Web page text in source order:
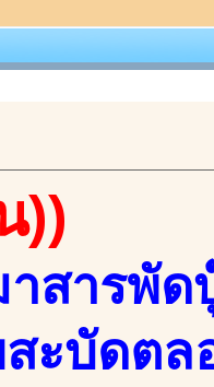
))
าสารพัด
ะบัดตล